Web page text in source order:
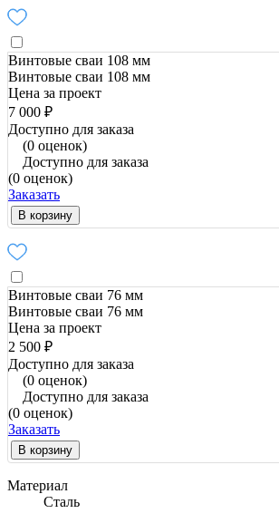
Винтовые сваи 108 мм
Винтовые сваи 108 мм
Цена за проект
7 000 ₽
Доступно для заказа
(0 оценок)
Доступно для заказа
(0 оценок)
Заказать
В корзину
Винтовые сваи 76 мм
Винтовые сваи 76 мм
Цена за проект
2 500 ₽
Доступно для заказа
(0 оценок)
Доступно для заказа
(0 оценок)
Заказать
В корзину
Материал
Сталь